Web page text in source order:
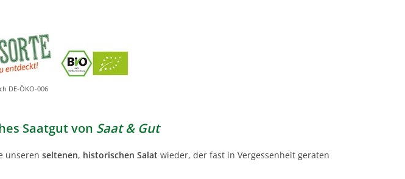
DE-ÖKO-006
Saatgut von Saat & Gut
unseren seltenen, historischen Salat wieder, der fast in Vergessenheit geraten